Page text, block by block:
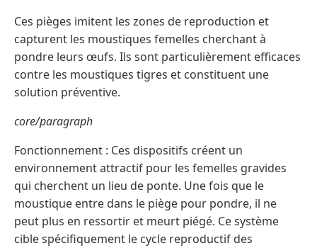
Ces pièges imitent les zones de reproduction et
capturent les moustiques femelles cherchant à
pondre leurs œufs. Ils sont particulièrement efficaces
contre les moustiques tigres et constituent une
solution préventive.
core/paragraph
Fonctionnement : Ces dispositifs créent un
environnement attractif pour les femelles gravides
qui cherchent un lieu de ponte. Une fois que le
moustique entre dans le piège pour pondre, il ne
peut plus en ressortir et meurt piégé. Ce système
cible spécifiquement le cycle reproductif des